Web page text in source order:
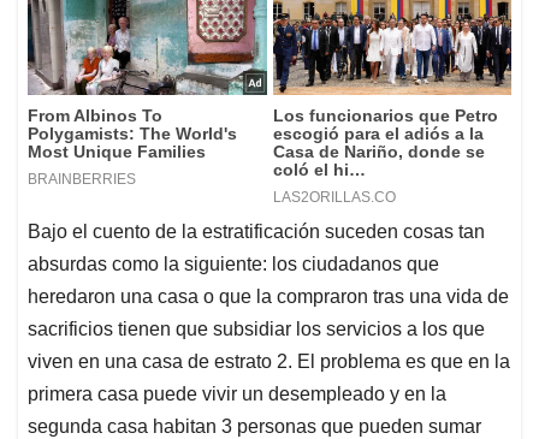
Bajo el cuento de la estratificación suceden cosas tan
absurdas como la siguiente: los ciudadanos que
heredaron una casa o que la compraron tras una vida de
sacrificios tienen que subsidiar los servicios a los que
viven en una casa de estrato 2. El problema es que en la
primera casa puede vivir un desempleado y en la
segunda casa habitan 3 personas que pueden sumar